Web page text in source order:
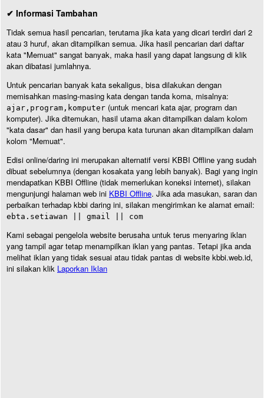
✔ Informasi Tambahan
Tidak semua hasil pencarian, terutama jika kata yang dicari terdiri dari 2
atau 3 huruf, akan ditampilkan semua. Jika hasil pencarian dari daftar
kata "Memuat" sangat banyak, maka hasil yang dapat langsung di klik
akan dibatasi jumlahnya.
Untuk pencarian banyak kata sekaligus, bisa dilakukan dengan
memisahkan masing-masing kata dengan tanda koma, misalnya:
ajar,program,komputer (untuk mencari kata ajar, program dan
komputer). Jika ditemukan, hasil utama akan ditampilkan dalam kolom
"kata dasar" dan hasil yang berupa kata turunan akan ditampilkan dalam
kolom "Memuat".
Edisi online/daring ini merupakan alternatif versi KBBI Offline yang sudah
dibuat sebelumnya (dengan kosakata yang lebih banyak). Bagi yang ingin
mendapatkan KBBI Offline (tidak memerlukan koneksi internet), silakan
mengunjungi halaman web ini KBBI Offline. Jika ada masukan, saran dan
perbaikan terhadap kbbi daring ini, silakan mengirimkan ke alamat email:
ebta.setiawan || gmail || com
Kami sebagai pengelola website berusaha untuk terus menyaring iklan
yang tampil agar tetap menampilkan iklan yang pantas. Tetapi jika anda
melihat iklan yang tidak sesuai atau tidak pantas di website kbbi.web.id,
ini silakan klik Laporkan Iklan